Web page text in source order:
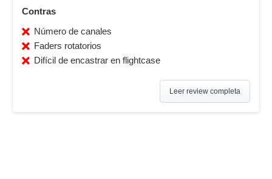
Contras
Número de canales
Faders rotatorios
Difícil de encastrar en flightcase
Leer review completa